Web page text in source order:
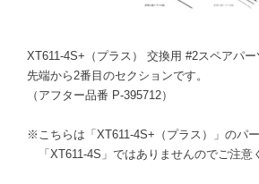
XT611-4S+（プラス） 交換用 #2スペアパー
先端から2番目のセクションです。
（アフター品番 P-395712）
※こちらは「XT611-4S+（プラス）」のパー
「XT611-4S」ではありませんのでご注意